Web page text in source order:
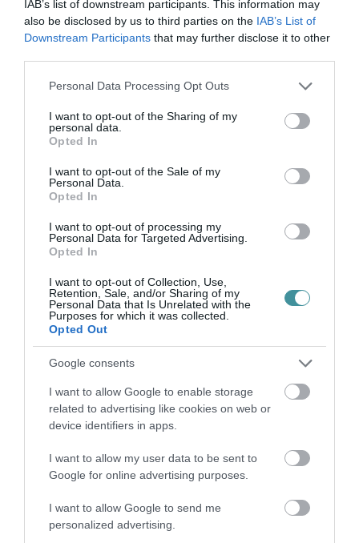
IAB’s list of downstream participants. This information may
also be disclosed by us to third parties on the IAB’s List of
Downstream Participants that may further disclose it to other
Please note that this website/app uses one or more Google
not limited to your visit or usage behaviour. You may click to
grant or deny consent to Google and its third-party tags to
use your data for below specified purposes in below Google
consent section.
Personal Data Processing Opt Outs
I want to opt-out of the Sharing of my
personal data.
Opted In
I want to opt-out of the Sale of my
Personal Data.
Opted In
I want to opt-out of processing my
Personal Data for Targeted Advertising.
Opted In
I want to opt-out of Collection, Use,
Retention, Sale, and/or Sharing of my
Personal Data that Is Unrelated with the
Purposes for which it was collected.
Opted Out
Google consents
I want to allow Google to enable storage
related to advertising like cookies on web or
device identifiers in apps.
I want to allow my user data to be sent to
Google for online advertising purposes.
I want to allow Google to send me
personalized advertising.
HÍREK A GARÁZSBÓL: CHERY TIGGO 9
PHEV LUXURY – A KÍNAI PR...
2026. augusztus 06| Barta Autó
EGY EGRI CSALÁD TÖRTÉNE...
2026. augusztus 06|Sport
ÚJ HŰTŐRENDSZER A MARKHOT FERENC
KÓRHÁZBAN: TÖBB MINT 70 ...
2026. augusztus 06
HOLTAN SZÁLLÍTOTTÁK HAZA A 80 ÉVES